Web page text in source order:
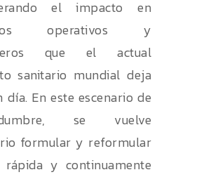
el impacto en
operativos y
que el actual
sanitario mundial deja
día. En este escenario de
se vuelve
formular y reformular
rápida y continuamente